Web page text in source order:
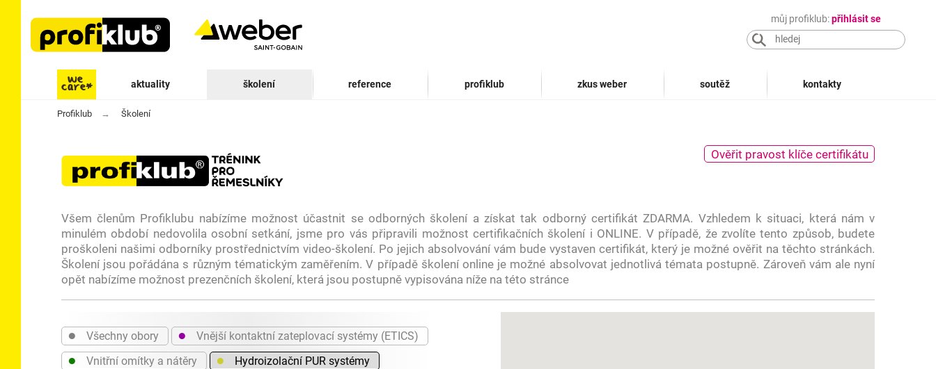
můj profiklub:přihlásit se
aktuality školení reference profiklub zkus weber soutěž kontakty
Profiklub Školení
Ověřit pravost klíče certifikátu
Všem členům Profiklubu nabízíme možnost účastnit se odborných školení a získat tak odborný certifikát ZDARMA. Vzhledem k situaci, která nám v
minulém období nedovolila osobní setkání, jsme pro vás připravili možnost certifikačních školení i ONLINE. V případě, že zvolíte tento způsob, budete
proškoleni našimi odborníky prostřednictvím video-školení. Po jejich absolvování vám bude vystaven certifikát, který je možné ověřit na těchto stránkách.
Školení jsou pořádána s různým tématickým zaměřením. V případě školení online je možné absolvovat jednotlivá témata postupně. Zároveň vám ale nyní
opět nabízíme možnost prezenčních školení, která jsou postupně vypisována níže na této stránce
● Všechny obory ● Vnější kontaktní zateplovací systémy (ETICS)
● Vnitřní omítky a nátěry ● Hydroizolační PUR systémy